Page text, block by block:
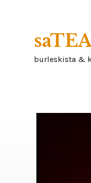
burleskista &